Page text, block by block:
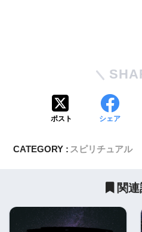
ポスト シェア
CATEGORY : スピリチュアル
関